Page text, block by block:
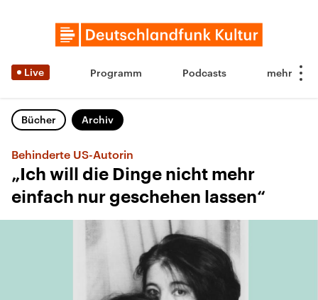
Live Programm Podcasts
Bücher Archiv
Behinderte US-Autorin
„Ich will die Dinge nicht mehr
einfach nur geschehen lassen“